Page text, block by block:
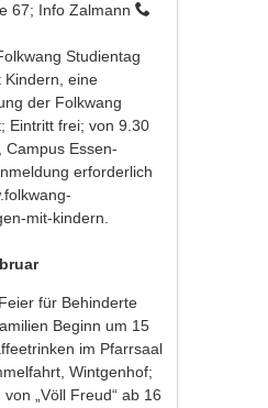
67; Info Zalmann
Studientag
Kindern, eine
der Folkwang
Eintritt frei; von 9.30
Campus Essen-
erforderlich
mit-kindern.
für Behinderte
Beginn um 15
im Pfarrsaal
Wintgenhof;
„Völl Freud“ ab 16